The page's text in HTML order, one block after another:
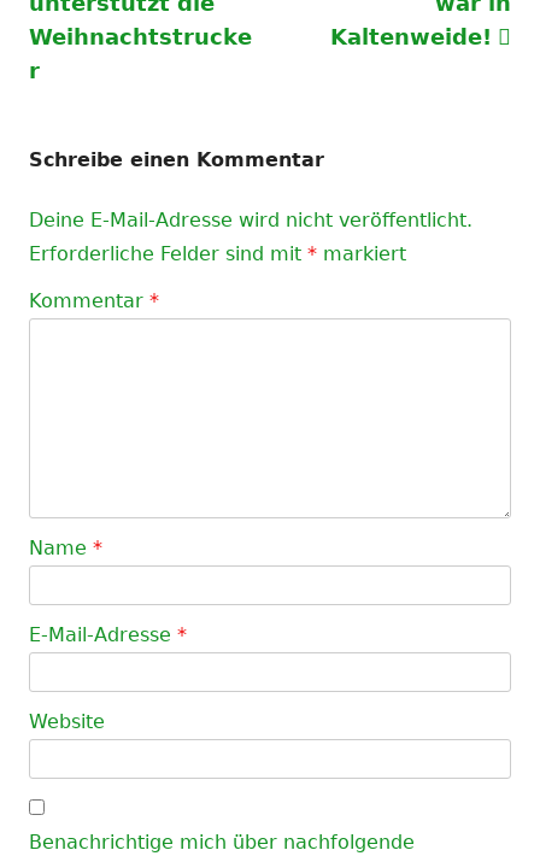
Weihnachtstrucke
r
Kaltenweide!
Schreibe einen Kommentar
Deine E-Mail-Adresse wird nicht veröffentlicht.
Erforderliche Felder sind mit * markiert
Kommentar *
Name *
E-Mail-Adresse *
Website
Benachrichtige mich über nachfolgende